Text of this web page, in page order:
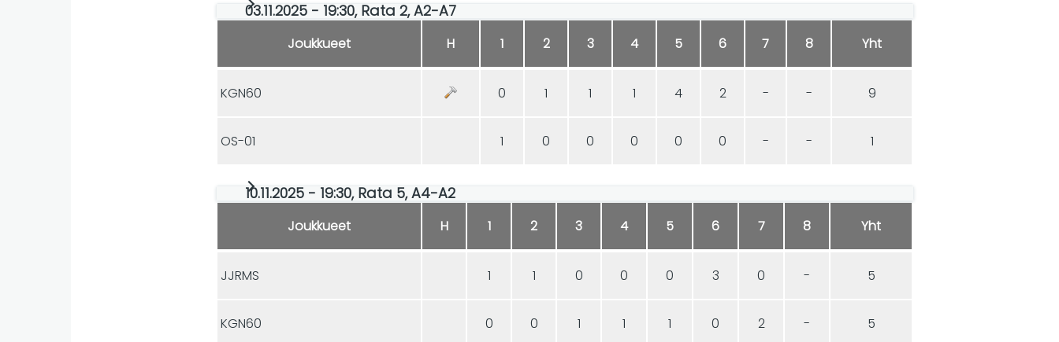
03.11.2025 - 19:30, Rata 2, A2-A7
Joukkueet H 1 2 3 4 5 6 7 8 Yht
KGN60 0 1 1 1 4 2 - - 9
OS-01 1 0 0 0 0 0 - - 1
10.11.2025 - 19:30, Rata 5, A4-A2
Joukkueet H 1 2 3 4 5 6 7 8 Yht
JJRMS 1 1 0 0 0 3 0 - 5
KGN60 0 0 1 1 1 0 2 - 5